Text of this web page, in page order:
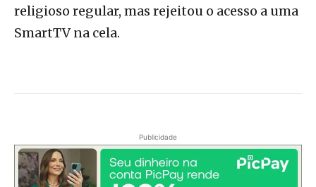
religioso regular, mas rejeitou o acesso a uma
SmartTV na cela.
Publicidade